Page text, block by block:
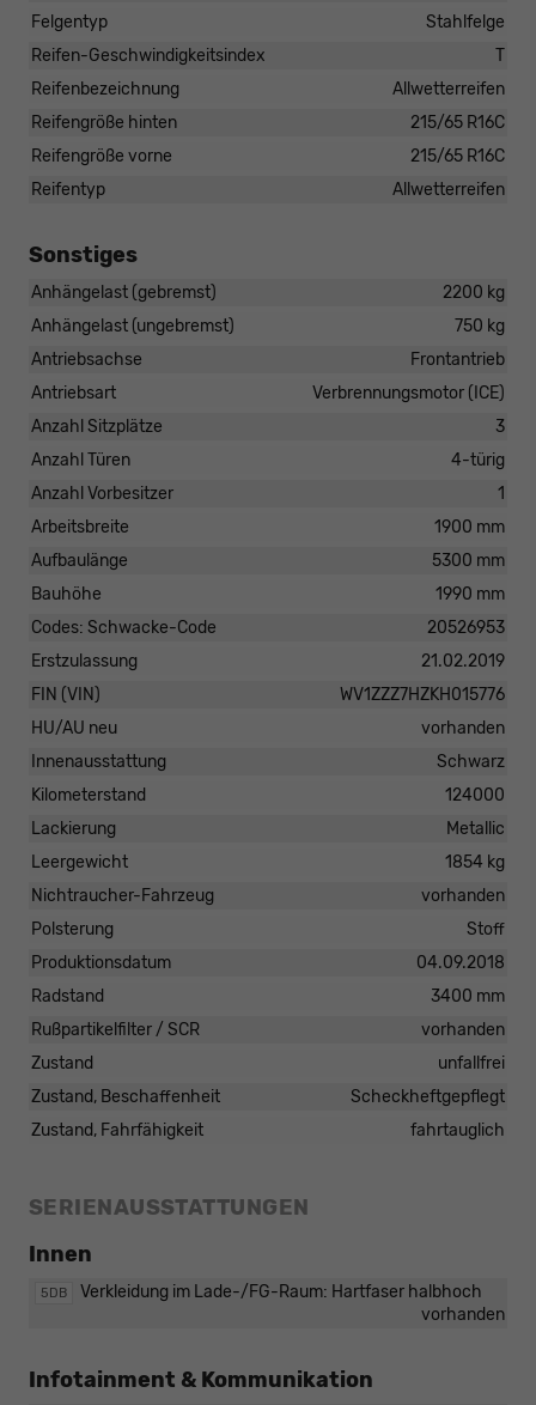
Felgentyp
Stahlfelge
Reifen-Geschwindigkeitsindex
T
Reifenbezeichnung
Allwetterreifen
Reifengröße hinten
215/65 R16C
Reifengröße vorne
215/65 R16C
Reifentyp
Allwetterreifen
Sonstiges
Anhängelast (gebremst)
2200 kg
Anhängelast (ungebremst)
750 kg
Antriebsachse
Frontantrieb
Antriebsart
Verbrennungsmotor (ICE)
Anzahl Sitzplätze
3
Anzahl Türen
4-türig
Anzahl Vorbesitzer
1
Arbeitsbreite
1900 mm
Aufbaulänge
5300 mm
Bauhöhe
1990 mm
Codes: Schwacke-Code
20526953
Erstzulassung
21.02.2019
FIN (VIN)
WV1ZZZ7HZKH015776
HU/AU neu
vorhanden
Innenausstattung
Schwarz
Kilometerstand
124000
Lackierung
Metallic
Leergewicht
1854 kg
Nichtraucher-Fahrzeug
vorhanden
Polsterung
Stoff
Produktionsdatum
04.09.2018
Radstand
3400 mm
Rußpartikelfilter / SCR
vorhanden
Zustand
unfallfrei
Zustand, Beschaffenheit
Scheckheftgepflegt
Zustand, Fahrfähigkeit
fahrtauglich
SERIENAUSSTATTUNGEN
Innen
5DB
Verkleidung im Lade-/FG-Raum: Hartfaser halbhoch
vorhanden
Infotainment & Kommunikation